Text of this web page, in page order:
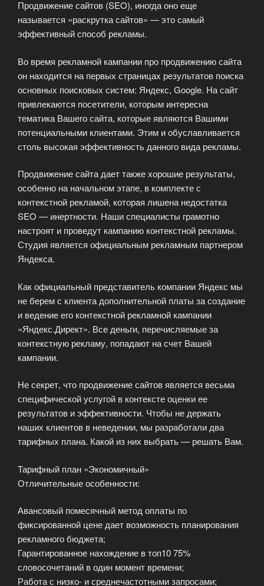
Продвижение сайтов (SEO), иногда оно еще
называется «раскрутка сайтов» — это самый
эффективный способ рекламы.
Во время рекламной кампании про продвижению сайта
он находится на первых страницах результатов поиска
основных поисковых систем: Яндекс, Google. На сайт
привлекаются посетители, которым интересна
тематика Вашего сайта, которые являются Вашими
потенциальными клиентами. Этим и обуславливается
столь высокая эффективность данного вида рекламы.
Продвижение сайта дает также хорошие результаты,
особенно на начальном этапе, в комплекте с
контекстной рекламой, которая лишена недостатка
SEO — инертности. Наши специалисты грамотно
настроят и проведут кампанию контекстной рекламы.
Студия является официальным рекламным партнером
Яндекса.
Как официальный представитель компании Яндекс мы
не берем с клиента дополнительной платы за создание
и ведение его контекстной рекламной кампании
«Яндекс.Директ». Все деньги, перечисляемые за
контекстную рекламу, попадают на счет Вашей
кампании.
Не секрет, что продвижение сайтов является весьма
специфической услугой в контексте оценки ее
результатов и эффективности. Чтобы не держать
наших клиентов в неведении, мы разработали два
тарифных плана. Какой из них выбрать — решать Вам.
Тарифный план «Экономичный»
Отличительные особенности:
Авансовый помесячный метод оплаты по
фиксированной цене дает возможность планирования
рекламного бюджета;
Гарантированное нахождение в топ10 75%
словосочетаний в один момент времени;
Работа с низко- и среднечастотными запросами;